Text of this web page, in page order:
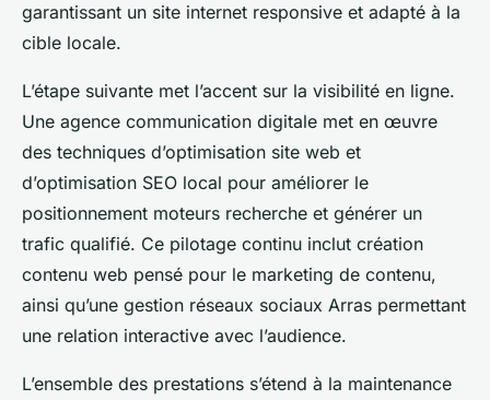
garantissant un site internet responsive et adapté à la
cible locale.
L’étape suivante met l’accent sur la visibilité en ligne.
Une agence communication digitale met en œuvre
des techniques d’optimisation site web et
d’optimisation SEO local pour améliorer le
positionnement moteurs recherche et générer un
trafic qualifié. Ce pilotage continu inclut création
contenu web pensé pour le marketing de contenu,
ainsi qu’une gestion réseaux sociaux Arras permettant
une relation interactive avec l’audience.
L’ensemble des prestations s’étend à la maintenance